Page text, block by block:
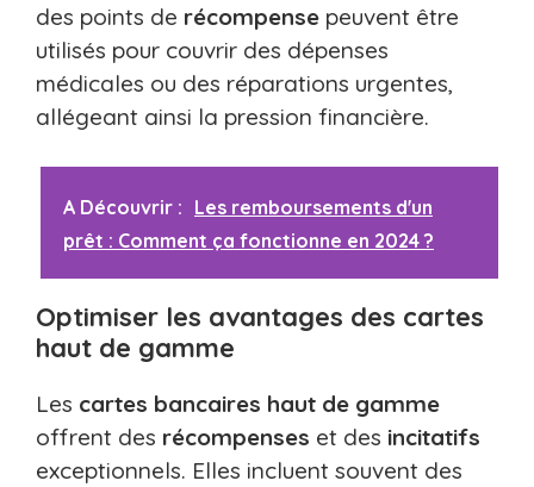
des points de récompense peuvent être
utilisés pour couvrir des dépenses
médicales ou des réparations urgentes,
allégeant ainsi la pression financière.
A Découvrir : Les remboursements d'un
prêt : Comment ça fonctionne en 2024 ?
Optimiser les avantages des cartes
haut de gamme
Les cartes bancaires haut de gamme
offrent des récompenses et des incitatifs
exceptionnels. Elles incluent souvent des